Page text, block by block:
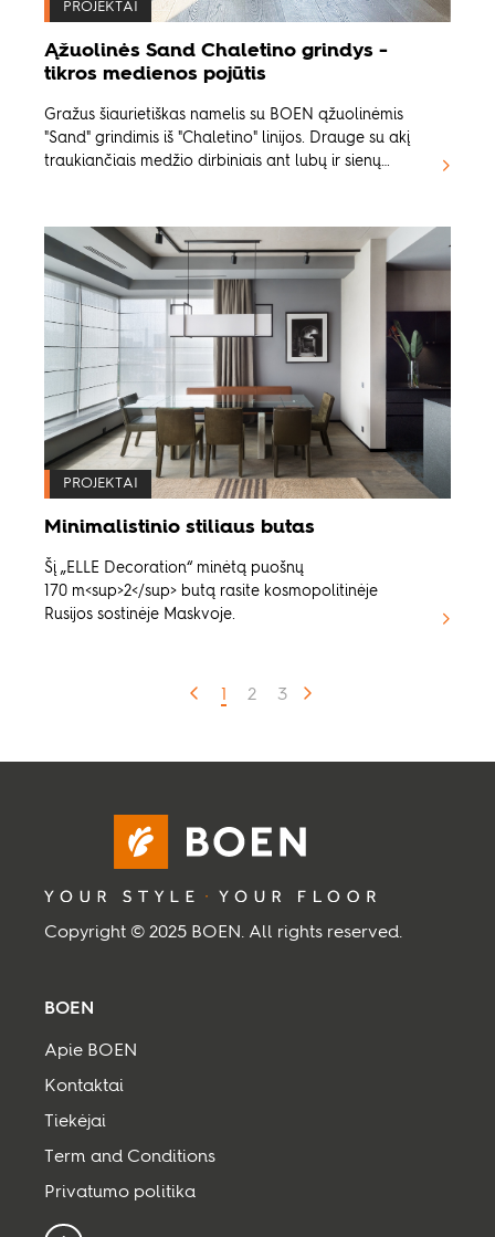
PROJEKTAI
Ąžuolinės Sand Chaletino grindys -
tikros medienos pojūtis
Gražus šiaurietiškas namelis su BOEN ąžuolinėmis
"Sand" grindimis iš "Chaletino" linijos. Drauge su akį
traukiančiais medžio dirbiniais ant lubų ir sienų
PROJEKTAI
Minimalistinio stiliaus butas
Šį „ELLE Decoration“ minėtą puošnų
170 m<sup>2</sup> butą rasite kosmopolitinėje
Rusijos sostinėje Maskvoje.
2 3
BOEN
Apie BOEN
Kontaktai
Tiekėjai
Term and Conditions
Privatumo politika
Copyright © 2025 BOEN. All rights reserved.